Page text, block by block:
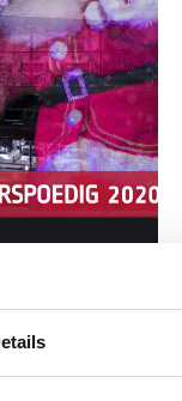
–